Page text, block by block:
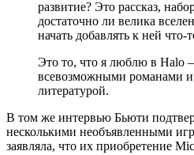
развитие? Это рассказ,
достаточно ли велика
начать добавлять к ней что-
Это то, что я люблю в Halo
всевозможными романами и
литературой.
В том же интервью Бьюти
несколькими необъявленными
заявляла, что их приобретение